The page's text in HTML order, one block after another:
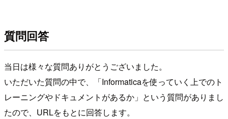
質問回答
当日は様々な質問ありがとうございました。
いただいた質問の中で、「Informaticaを使っていく上でのト
レーニングやドキュメントがあるか」という質問がありまし
たので、URLをもとに回答します。